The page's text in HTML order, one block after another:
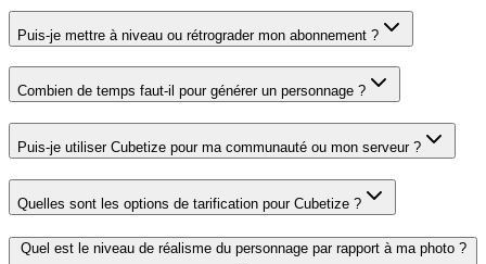
Puis-je mettre à niveau ou rétrograder mon abonnement ?
Combien de temps faut-il pour générer un personnage ?
Puis-je utiliser Cubetize pour ma communauté ou mon serveur ?
Quelles sont les options de tarification pour Cubetize ?
Quel est le niveau de réalisme du personnage par rapport à ma photo ?